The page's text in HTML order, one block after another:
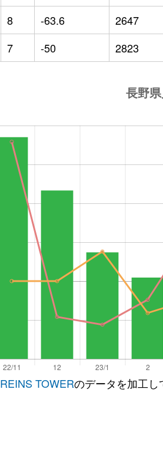
8 -63.6 2647
7 -50 2823
REINS TOWERのデータを加工し